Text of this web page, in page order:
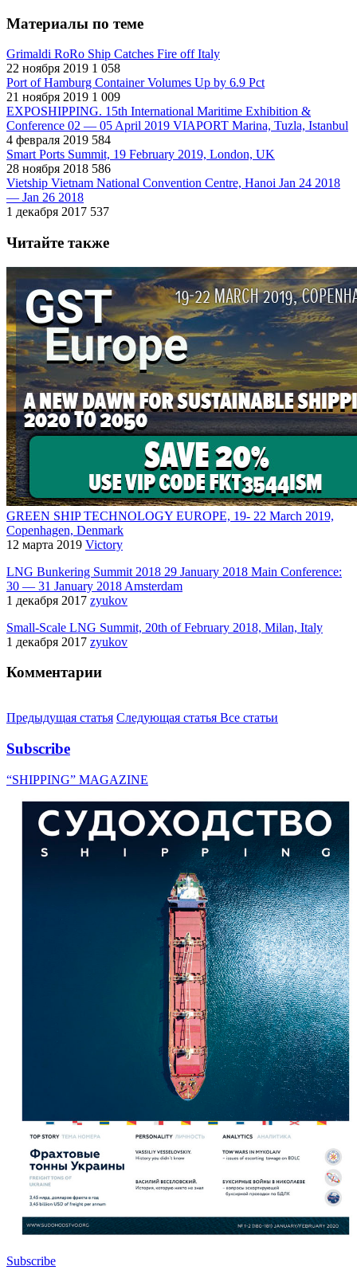
Материалы по теме
Grimaldi RoRo Ship Catches Fire off Italy
22 ноября 2019 1 058
Port of Hamburg Container Volumes Up by 6.9 Pct
21 ноября 2019 1 009
EXPOSHIPPING. 15th International Maritime Exhibition &
Conference 02 — 05 April 2019 VIAPORT Marina, Tuzla, Istanbul
4 февраля 2019 584
Smart Ports Summit, 19 February 2019, London, UK
28 ноября 2018 586
Vietship Vietnam National Convention Centre, Hanoi Jan 24 2018
— Jan 26 2018
1 декабря 2017 537
Читайте также
GREEN SHIP TECHNOLOGY EUROPE, 19- 22 March 2019,
Copenhagen, Denmark
12 марта 2019 Victory
LNG Bunkering Summit 2018 29 January 2018 Main Conference:
30 — 31 January 2018 Amsterdam
1 декабря 2017 zyukov
Small-Scale LNG Summit, 20th of February 2018, Milan, Italy
1 декабря 2017 zyukov
Комментарии
Предыдущая статья Следующая статья Все статьи
Subscribe
“SHIPPING” MAGAZINE
Subscribe